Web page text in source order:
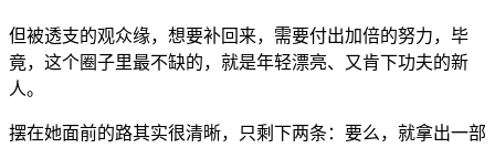
但被透支的观众缘，想要补回来，需要付出加倍的努力，毕
竟，这个圈子里最不缺的，就是年轻漂亮、又肯下功夫的新
人。
摆在她面前的路其实很清晰，只剩下两条：要么，就拿出一部